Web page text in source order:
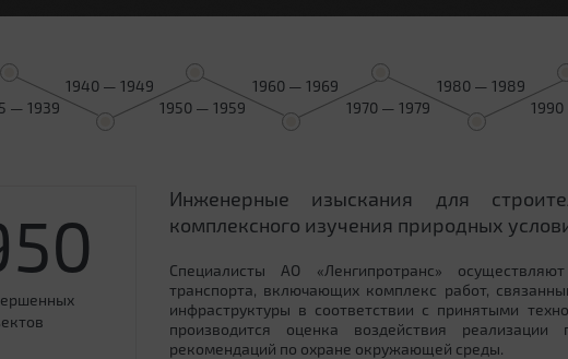
— 1939
1940 — 1949
1950 — 1959
1960 — 1969
1970 — 1979
1980 — 1989
Инженерные изыскания для
комплексного изучения природных
Специалисты АО «Ленгипротранс»
транспорта, включающих комплекс работ,
инфраструктуры в соответствии с принятыми
производится оценка воздействия
рекомендаций по охране окружающей среды.